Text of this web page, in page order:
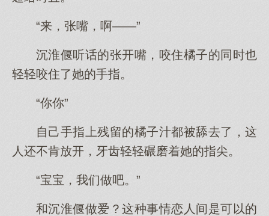
“来，张嘴，啊——”
沉淮偃听话的张开嘴，咬住橘子的同时也
轻轻咬住了她的手指。
“你你”
自己手指上残留的橘子汁都被舔去了，这
人还不肯放开，牙齿轻轻碾磨着她的指尖。
“宝宝，我们做吧。”
和沉淮偃做爱？这种事情恋人间是可以的